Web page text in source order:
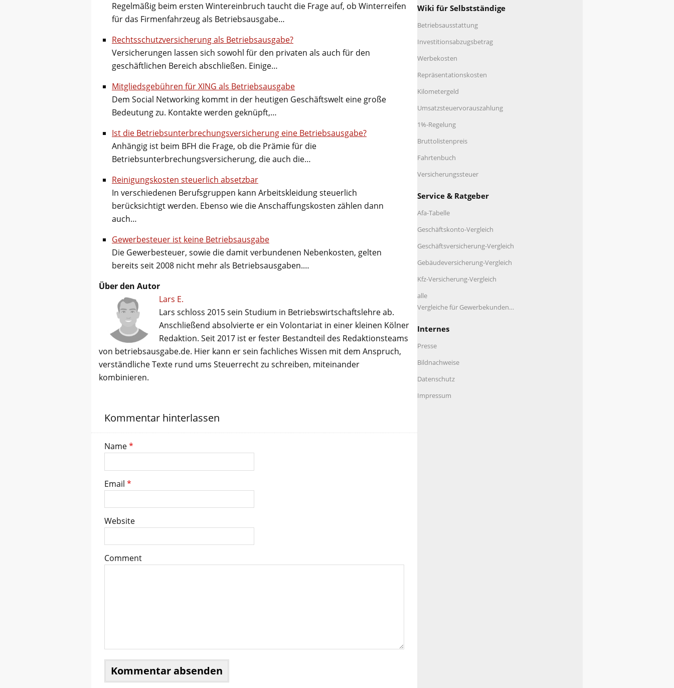
Regelmäßig beim ersten Wintereinbruch taucht die Frage auf, ob Winterreifen
für das Firmenfahrzeug als Betriebsausgabe…
Rechtsschutzversicherung als Betriebsausgabe?
Versicherungen lassen sich sowohl für den privaten als auch für den
geschäftlichen Bereich abschließen. Einige…
Mitgliedsgebühren für XING als Betriebsausgabe
Dem Social Networking kommt in der heutigen Geschäftswelt eine große
Bedeutung zu. Kontakte werden geknüpft,…
Ist die Betriebsunterbrechungsversicherung eine Betriebsausgabe?
Anhängig ist beim BFH die Frage, ob die Prämie für die
Betriebsunterbrechungsversicherung, die auch die…
Reinigungskosten steuerlich absetzbar
In verschiedenen Berufsgruppen kann Arbeitskleidung steuerlich
berücksichtigt werden. Ebenso wie die Anschaffungskosten zählen dann
auch…
Gewerbesteuer ist keine Betriebsausgabe
Die Gewerbesteuer, sowie die damit verbundenen Nebenkosten, gelten
bereits seit 2008 nicht mehr als Betriebsausgaben.…
Über den Autor
Lars E.
Lars schloss 2015 sein Studium in Betriebswirtschaftslehre ab.
Anschließend absolvierte er ein Volontariat in einer kleinen Kölner
Redaktion. Seit 2017 ist er fester Bestandteil des Redaktionsteams
von betriebsausgabe.de. Hier kann er sein fachliches Wissen mit dem Anspruch,
verständliche Texte rund ums Steuerrecht zu schreiben, miteinander
kombinieren.
Kommentar hinterlassen
Name*
Email *
Website
Comment
Wiki für Selbstständige
Betriebsausstattung
Investitionsabzugsbetrag
Werbekosten
Repräsentationskosten
Kilometergeld
Umsatzsteuervorauszahlung
1%-Regelung
Bruttolistenpreis
Fahrtenbuch
Versicherungssteuer
Service & Ratgeber
Afa-Tabelle
Geschäftskonto-Vergleich
Geschäftsversicherung-Vergleich
Gebäudeversicherung-Vergleich
Kfz-Versicherung-Vergleich
alle
Vergleiche für Gewerbekunden…
Internes
Presse
Bildnachweise
Datenschutz
Impressum